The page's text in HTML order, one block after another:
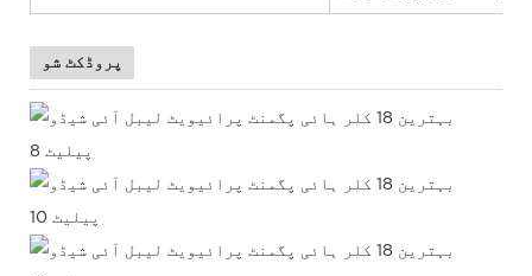
پروڈکٹ شو